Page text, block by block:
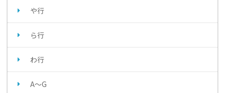
や行
ら行
わ行
A～G